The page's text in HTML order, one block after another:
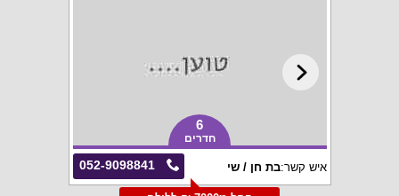
6
חדרים
052-9098841 איש קשר:בת חן / שי